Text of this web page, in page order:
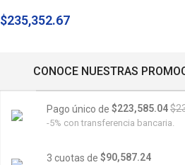
$235,352.67
CONOCE NUESTRAS
Pago único de $223,585.04
-5% con transferencia bancaria.
3 cuotas de $90,587.24